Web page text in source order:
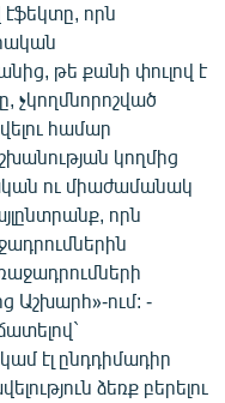
էֆեկտը, որն
թե քանի փուլով է
չկողմնորոշված
համար
կողմից
ու միաժամանակ
որն
Աշխարհ»-ում: -
էլ ընդդիմադիր
ձեռք բերելու